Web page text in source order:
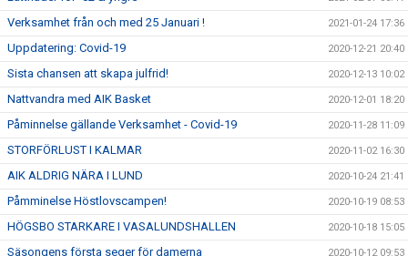
Verksamhet från och med 25 Januari ! 2021-01-24 17:36
Uppdatering: Covid-19 2020-12-21 20:40
Sista chansen att skapa julfrid! 2020-12-13 10:02
Nattvandra med AIK Basket 2020-12-01 18:20
Påminnelse gällande Verksamhet - Covid-19 2020-11-28 11:09
STORFÖRLUST I KALMAR 2020-11-02 16:30
AIK ALDRIG NÄRA I LUND 2020-10-24 21:41
Påmminelse Höstlovscampen! 2020-10-19 08:53
HÖGSBO STARKARE I VASALUNDSHALLEN 2020-10-18 15:05
Säsongens första seger för damerna 2020-10-12 09:53